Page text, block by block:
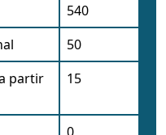
540
50
partir
15